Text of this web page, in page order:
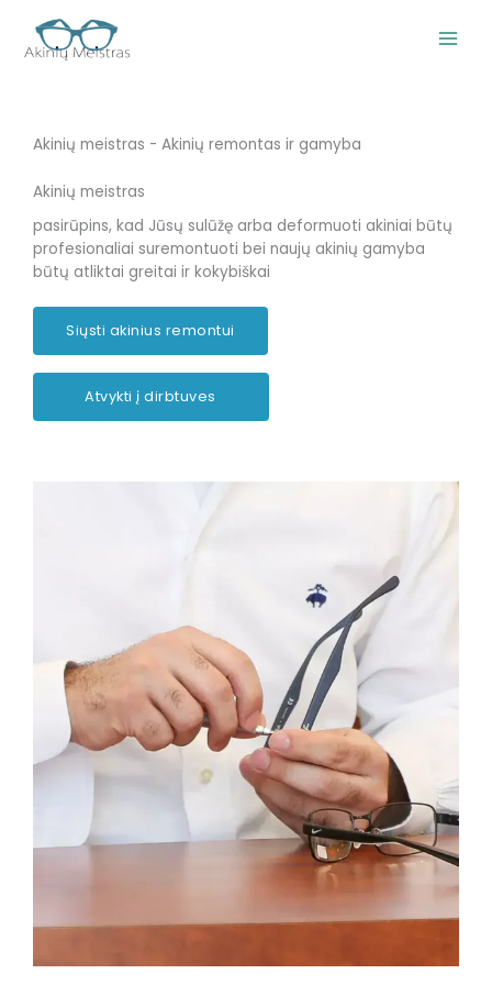
turinio
Akinių meistras - Akinių remontas ir gamyba
Akinių meistras
pasirūpins, kad Jūsų sulūžę arba deformuoti akiniai būtų
profesionaliai suremontuoti bei naujų akinių gamyba
būtų atliktai greitai ir kokybiškai
Siųsti akinius remontui
Atvykti į dirbtuves